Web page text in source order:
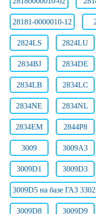
28181-0000010-12
2824LS 2824LU
2834BJ 2834DE
2834LB 2834LC
2834NE 2834NL
2834ЕМ 2844Р8
3009 3009A3
3009D1 3009D3
3009D5 на базе ГАЗ 3302
3009D8 3009D9